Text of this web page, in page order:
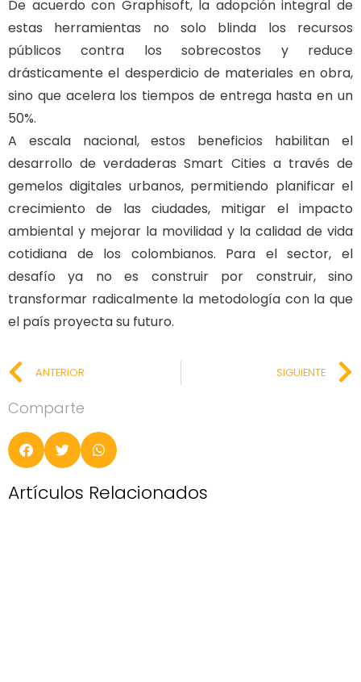
De acuerdo con Graphisoft, la adopción integral de
estas herramientas no solo blinda los recursos
públicos contra los sobrecostos y reduce
drásticamente el desperdicio de materiales en obra,
sino que acelera los tiempos de entrega hasta en un
50%.
A escala nacional, estos beneficios habilitan el
desarrollo de verdaderas Smart Cities a través de
gemelos digitales urbanos, permitiendo planificar el
crecimiento de las ciudades, mitigar el impacto
ambiental y mejorar la movilidad y la calidad de vida
cotidiana de los colombianos. Para el sector, el
desafío ya no es construir por construir, sino
transformar radicalmente la metodología con la que
el país proyecta su futuro.
ANTERIOR SIGUIENTE
Comparte
Artículos Relacionados